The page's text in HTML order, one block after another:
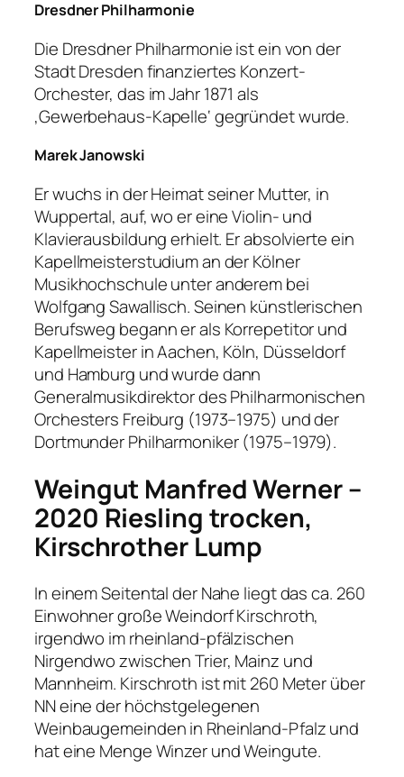
Dresdner Philharmonie
Die Dresdner Philharmonie ist ein von der
Stadt Dresden finanziertes Konzert-
Orchester, das im Jahr 1871 als
‚Gewerbehaus-Kapelle‘ gegründet wurde.
Marek Janowski
Er wuchs in der Heimat seiner Mutter, in
Wuppertal, auf, wo er eine Violin- und
Klavierausbildung erhielt. Er absolvierte ein
Kapellmeisterstudium an der Kölner
Musikhochschule unter anderem bei
Wolfgang Sawallisch. Seinen künstlerischen
Berufsweg begann er als Korrepetitor und
Kapellmeister in Aachen, Köln, Düsseldorf
und Hamburg und wurde dann
Generalmusikdirektor des Philharmonischen
Orchesters Freiburg (1973–1975) und der
Dortmunder Philharmoniker (1975–1979).
Weingut Manfred Werner –
2020 Riesling trocken,
Kirschrother Lump
In einem Seitental der Nahe liegt das ca. 260
Einwohner große Weindorf Kirschroth,
irgendwo im rheinland-pfälzischen
Nirgendwo zwischen Trier, Mainz und
Mannheim. Kirschroth ist mit 260 Meter über
NN eine der höchstgelegenen
Weinbaugemeinden in Rheinland-Pfalz und
hat eine Menge Winzer und Weingute.